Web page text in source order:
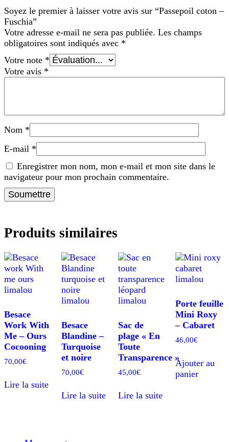
Soyez le premier à laisser votre avis sur “Passepoil coton –
Fuschia”
Votre adresse e-mail ne sera pas publiée. Les champs
obligatoires sont indiqués avec *
Votre note *
Votre avis *
Nom *
E-mail *
Enregistrer mon nom, mon e-mail et mon site dans le
navigateur pour mon prochain commentaire.
Produits similaires
Besace
Work With
Me – Ours
Cocooning
70,00€
Lire la suite
Besace
Blandine –
Turquoise
et noire
70,00€
Lire la suite
Sac de
plage « En
Toute
Transparence »
45,00€
Lire la suite
Porte feuille
Mini Roxy
– Cabaret
46,00€
Ajouter au
panier